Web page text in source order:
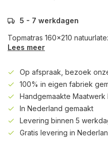
5 - 7 werkdagen
Topmatras 160x210
Lees meer
Op afspraak, bezoek
100% in eigen fabriek
Handgemaakte
In Nederland gemaakt
Levering binnen 5
Gratis levering in